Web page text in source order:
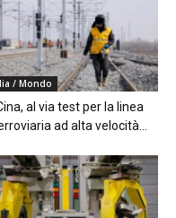
/ Mondo
al via test per la linea
ad alta velocità...